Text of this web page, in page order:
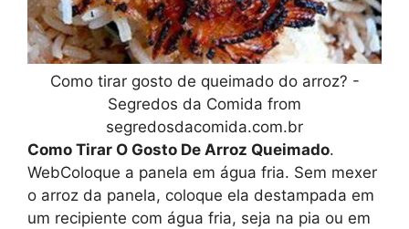
Como tirar gosto de queimado do arroz? -
Segredos da Comida from
segredosdacomida.com.br
Como Tirar O Gosto De Arroz Queimado.
WebColoque a panela em água fria. Sem mexer
o arroz da panela, coloque ela destampada em
um recipiente com água fria, seja na pia ou em